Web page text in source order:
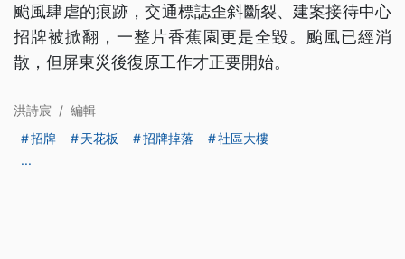
颱風肆虐的痕跡，交通標誌歪斜斷裂、建案接待中心
招牌被掀翻，一整片香蕉園更是全毀。颱風已經消
散，但屏東災後復原工作才正要開始。
洪詩宸 / 編輯
招牌
天花板 招牌掉落
社區大樓
...